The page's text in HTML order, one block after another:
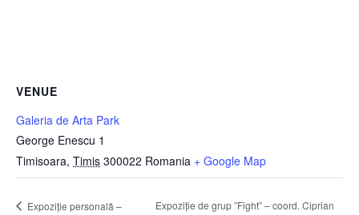
VENUE
Galeria de Arta Park
George Enescu 1
Timisoara, Timis 300022 Romania + Google Map
Expoziție personală –
Expoziție de grup ”Fight” – coord. Ciprian